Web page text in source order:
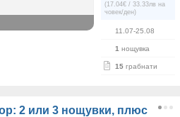
(17.04€ / 33.33лв на
човек/ден)
11.07-25.08
1 нощувка
15 грабнати
2 или 3 нощувки, плюс